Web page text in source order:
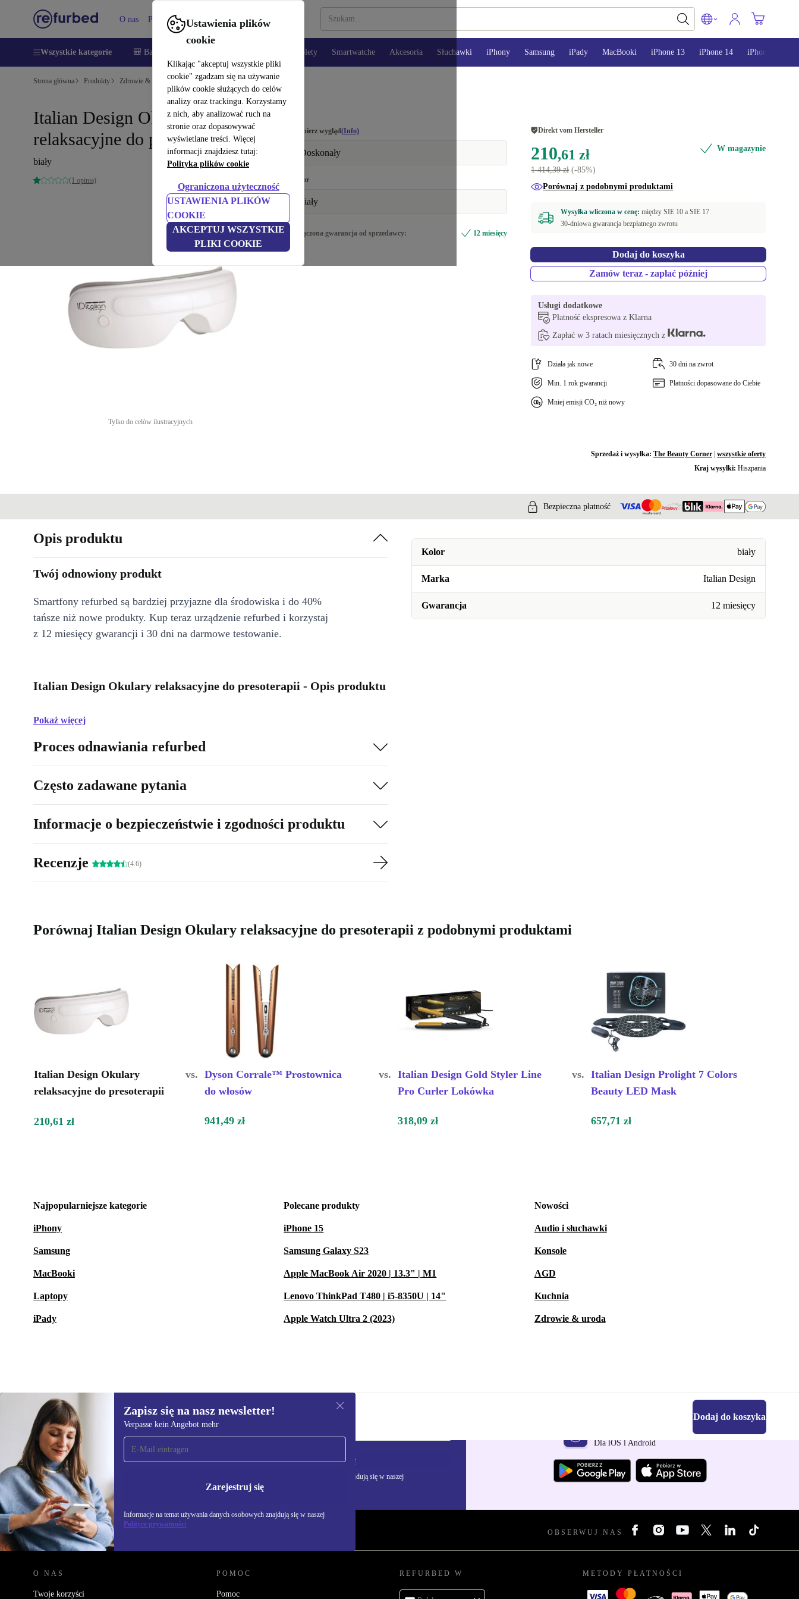
Ustawienia plików
cookie
Klikając "akceptuj wszystkie pliki
cookie" zgadzam się na używanie
plików cookie służących do celów
analizy oraz trackingu. Korzystamy
z nich, aby analizować ruch na
stronie oraz dopasowywać
wyświetlane treści. Więcej
informacji znajdziesz tutaj:
Polityka plików cookie
Ograniczona użyteczność
USTAWIENIA PLIKÓW
COOKIE
AKCEPTUJ WSZYSTKIE
PLIKI COOKIE
O nas Pomoc
Wszystkie kategorie 🎒 Back to school Tablety Smartwatche Akcesoria Słuchawki iPhony Samsung iPady MacBooki iPhone 13 iPhone 14 iPhone 15
Strona główna Produkty Zdrowie & uroda Uroda i pielęgnacja
Italian Design Okulary
relaksacyjne do presoterapii
biały
(1 opinia)
Tylko do celów ilustracyjnych
Wybierz wygląd (Info)
Doskonały
Kolor
biały
Dołączona gwarancja od sprzedawcy: 12 miesięcy
Direkt vom Hersteller
210,61 zł
1 414,39 zł(-85%)
W magazynie
Porównaj z podobnymi produktami
Wysyłka wliczona w cenę:międzySIE 10 aSIE 17
30-dniowa gwarancja bezpłatnego zwrotu
Dodaj do koszyka
Zamów teraz - zapłać później
Usługi dodatkowe
Płatność ekspresowa z Klarna
Zapłać w 3 ratach miesięcznych z
Działa jak nowe 30 dni na zwrot
Min. 1 rok gwarancji Płatności dopasowane do Ciebie
Mniej emisji CO₂ niż nowy
Sprzedaż i wysyłka: The Beauty Corner| wszystkie oferty
Kraj wysyłki: Hiszpania
Bezpieczna płatność
Kolor biały
Marka Italian Design
Gwarancja 12 miesięcy
Opis produktu
Twój odnowiony produkt
Smartfony refurbed są bardziej przyjazne dla środowiska i do 40%
tańsze niż nowe produkty. Kup teraz urządzenie refurbed i korzystaj
z 12 miesięcy gwarancji i 30 dni na darmowe testowanie.
Italian Design Okulary relaksacyjne do presoterapii - Opis produktu
Pokaż więcej
Proces odnawiania refurbed
Często zadawane pytania
Informacje o bezpieczeństwie i zgodności produktu
Recenzje (4.6)
Porównaj Italian Design Okulary relaksacyjne do presoterapii z podobnymi produktami
Italian Design Okulary
relaksacyjne do presoterapii
vs. Dyson Corrale™ Prostownica
do włosów
vs. Italian Design Gold Styler Line
Pro Curler Lokówka
vs. Italian Design Prolight 7 Colors
Beauty LED Mask
210,61 zł 941,49 zł 318,09 zł 657,71 zł
Najpopularniejsze kategorie
iPhony
Samsung
MacBooki
Laptopy
iPady
Polecane produkty
iPhone 15
Samsung Galaxy S23
Apple MacBook Air 2020 | 13.3" | M1
Lenovo ThinkPad T480 | i5-8350U | 14"
Apple Watch Ultra 2 (2023)
Nowości
Audio i słuchawki
Konsole
AGD
Kuchnia
Zdrowie & uroda
210,61 zł (-85%) Dodaj do koszyka
Zapisz się na nasz newsletter!
Verpasse kein Angebot mehr
Zarejestruj się
Informacje na temat używania danych osobowych znajdują się w naszej
Polityce prywatności
Zapisz się na nasz
newsletter!
Nie przegap żadnej oferty.
Zarejestruj się
Informacje na temat używania danych osobowych znajdują się w naszej
Polityce prywatności
Pobierz aplikację refurbed
Dla iOS i Android
REFURBED POLSKA - RETHINK NEW. OBSERWUJ NAS
O NAS
Twoje korzyści
POMOC
Pomoc
REFURBED W METODY PŁATNOŚCI